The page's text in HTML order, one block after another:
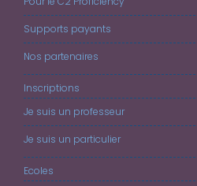
Supports payants
Nos partenaires
Inscriptions
Je suis un professeur
Je suis un particulier
Ecoles